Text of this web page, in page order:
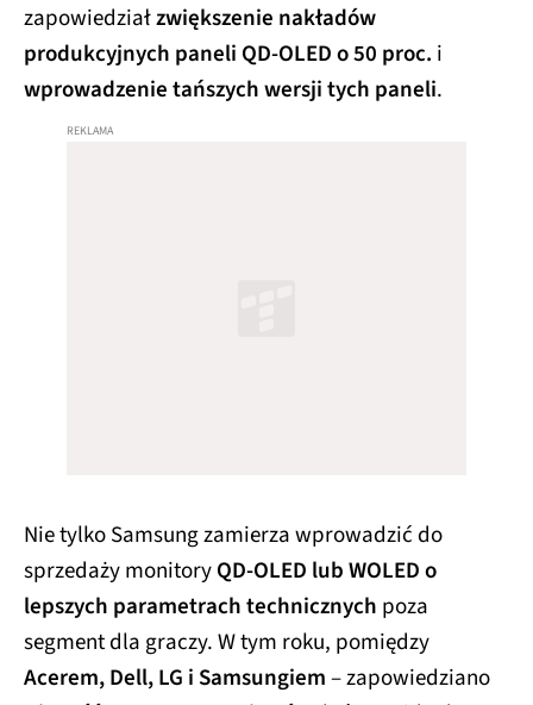
zapowiedziałzwiększenie nakładów
produkcyjnych paneli QD-OLED o 50 proc. i
wprowadzenie tańszych wersji tych paneli.
Nie tylko Samsung zamierza wprowadzić do
sprzedaży monitoryQD-OLED lub WOLED o
lepszych parametrach technicznych poza
segment dla graczy. W tym roku, pomiędzy
Acerem, Dell, LG i Samsungiem– zapowiedziano